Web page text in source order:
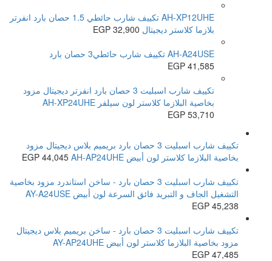
AH-XP12UHE تكييف شارب حائطي 1.5 حصان بارد انفرتر
بلازما كلاستر ديجيتال
EGP 32,900
AH-A24USE تكييف شارب حائطي3 حصان بارد
EGP 41,585
تكييف شارب اسبليت 3 حصان بارد انفرتر ديجيتال مزود
بخاصية البلازما كلاستر لون سيلفر AH-XP24UHE
EGP 53,710
تكييف شارب اسبليت 3 حصان بارد بريميم بلاس ديجيتال مزود
بخاصية البلازما كلاستر لون أبيض AH-AP24UHE
EGP 44,045
تكييف شارب اسبليت 3 حصان بارد - ساخن استاندرد مزود بخاصية
التشغيل الجاف و التبريد فائق السرعة لون أبيض AY-A24USE
EGP 45,238
تكييف شارب اسبليت 3 حصان بارد - ساخن بريميم بلاس ديجيتال
مزود بخاصية البلازما كلاستر لون أبيض AY-AP24UHE
EGP 47,485